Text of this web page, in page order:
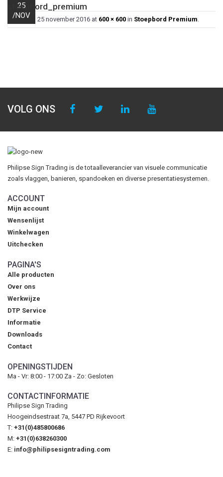
25
/NOV
stoepbord_premium
Published 25 november 2016 at 600 × 600 in Stoepbord Premium
VOLG ONS
Philipse Sign Trading is de totaalleverancier van visuele communicatie
zoals vlaggen, banieren, spandoeken en diverse presentatiesystemen.
ACCOUNT
Mijn account
Wensenlijst
Winkelwagen
Uitchecken
PAGINA'S
Alle producten
Over ons
Werkwijze
DTP Service
Informatie
Downloads
Contact
OPENINGSTIJDEN
Ma - Vr: 8:00 - 17:00 Za - Zo: Gesloten
CONTACTINFORMATIE
Philipse Sign Trading
Hoogeindsestraat 7a, 5447 PD Rijkevoort
T: +31(0)485800686
M: +31(0)638260300
E: info@philipsesigntrading.com